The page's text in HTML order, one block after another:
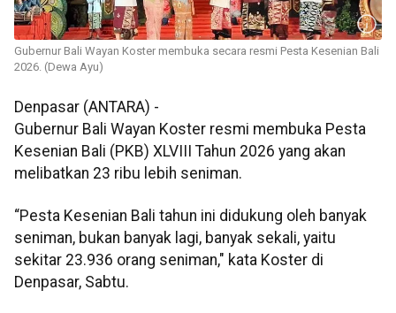
Gubernur Bali Wayan Koster membuka secara resmi Pesta Kesenian Bali
2026. (Dewa Ayu)
Denpasar (ANTARA) -
Gubernur Bali Wayan Koster resmi membuka Pesta
Kesenian Bali (PKB) XLVIII Tahun 2026 yang akan
melibatkan 23 ribu lebih seniman.
“Pesta Kesenian Bali tahun ini didukung oleh banyak
seniman, bukan banyak lagi, banyak sekali, yaitu
sekitar 23.936 orang seniman," kata Koster di
Denpasar, Sabtu.